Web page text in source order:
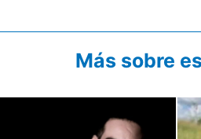
Más sobre